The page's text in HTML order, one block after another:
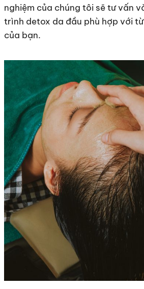
nghiệm của chúng tôi sẽ tư vấn
trình detox da đầu phù hợp với
của bạn.